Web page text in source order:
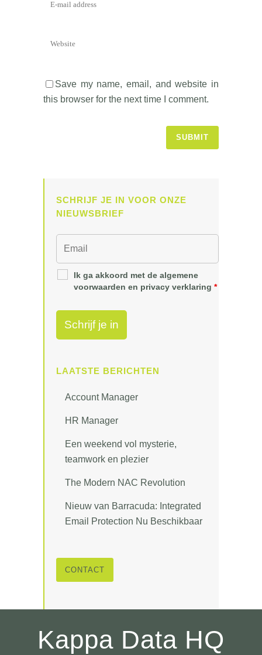
Save my name, email, and website in
this browser for the next time I comment.
SCHRIJF JE IN VOOR ONZE
NIEUWSBRIEF
Ik ga akkoord met de algemene
voorwaarden en privacy verklaring *
LAATSTE BERICHTEN
Account Manager
HR Manager
Een weekend vol mysterie,
teamwork en plezier
The Modern NAC Revolution
Nieuw van Barracuda: Integrated
Email Protection Nu Beschikbaar
CONTACT
Kappa Data HQ